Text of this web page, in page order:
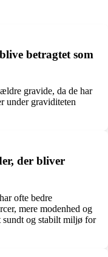
betragtet som
gravide, da de har
under graviditeten
der bliver
ofte bedre
mere modenhed og
sundt og stabilt miljø for